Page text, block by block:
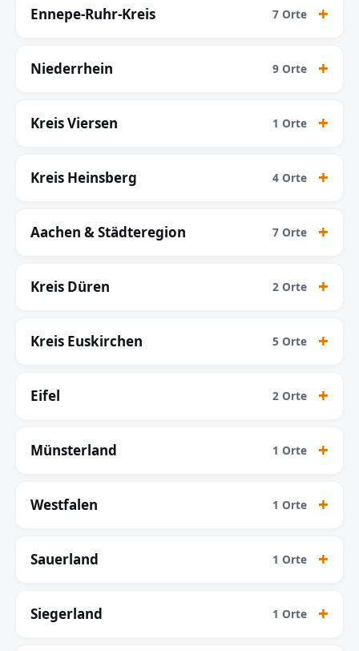
Ennepe-Ruhr-Kreis 7 Orte
Niederrhein 9 Orte
Kreis Viersen 1 Orte
Kreis Heinsberg 4 Orte
Aachen & Städteregion 7 Orte
Kreis Düren 2 Orte
Kreis Euskirchen 5 Orte
Eifel 2 Orte
Münsterland 1 Orte
Westfalen 1 Orte
Sauerland 1 Orte
Siegerland 1 Orte